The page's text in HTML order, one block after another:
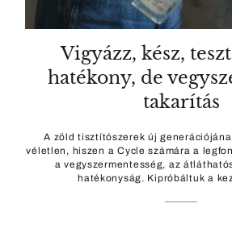
Vigyázz, kész,
hatékony, de
takarítás
A zöld tisztítószerek új
véletlen, hiszen a Cycle számára a
a vegyszermentesség, az
hatékonyság. Kipróbáltuk a